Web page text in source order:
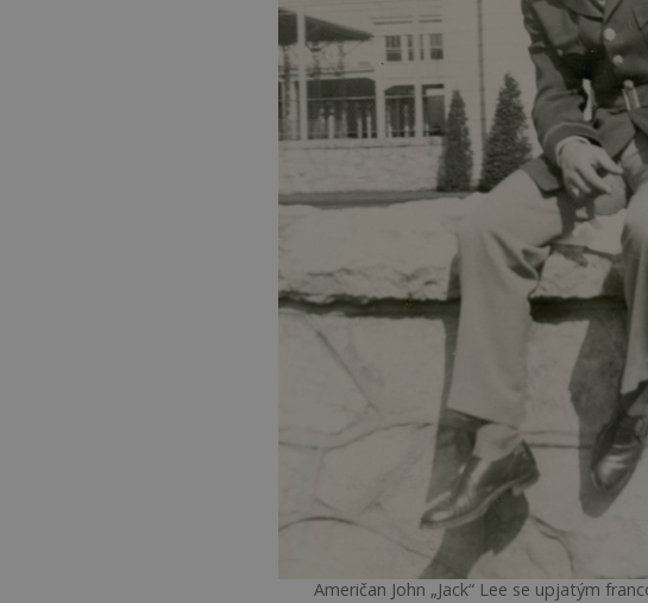
Američan John „Jack“ Lee se upjatým